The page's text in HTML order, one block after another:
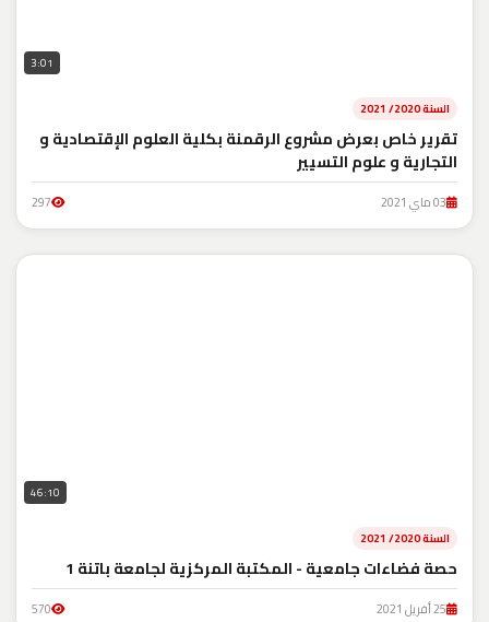
3:01
السنة 2020/ 2021
تقرير خاص بعرض مشروع الرقمنة بكلية العلوم الإقتصادية و
التجارية و علوم التسيير
03 ماي 2021 297
46:10
السنة 2020/ 2021
حصة فضاءات جامعية - المكتبة المركزية لجامعة باتنة 1
25 أفريل 2021 570